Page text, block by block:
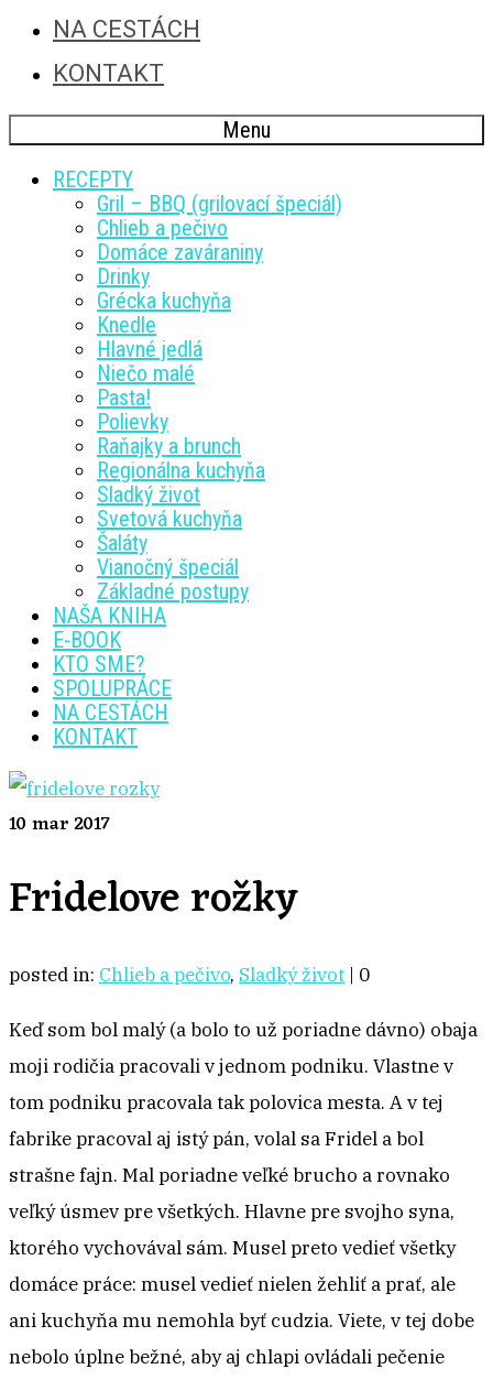
NA CESTÁCH
KONTAKT
Menu
RECEPTY
Gril – BBQ (grilovací špeciál)
Chlieb a pečivo
Domáce zaváraniny
Drinky
Grécka kuchyňa
Knedle
Hlavné jedlá
Niečo malé
Pasta!
Polievky
Raňajky a brunch
Regionálna kuchyňa
Sladký život
Svetová kuchyňa
Šaláty
Vianočný špeciál
Základné postupy
NAŠA KNIHA
E-BOOK
KTO SME?
SPOLUPRÁCE
NA CESTÁCH
KONTAKT
10 mar 2017
Fridelove rožky
posted in: Chlieb a pečivo, Sladký život | 0
Keď som bol malý (a bolo to už poriadne dávno) obaja
moji rodičia pracovali v jednom podniku. Vlastne v
tom podniku pracovala tak polovica mesta. A v tej
fabrike pracoval aj istý pán, volal sa Fridel a bol
strašne fajn. Mal poriadne veľké brucho a rovnako
veľký úsmev pre všetkých. Hlavne pre svojho syna,
ktorého vychovával sám. Musel preto vedieť všetky
domáce práce: musel vedieť nielen žehliť a prať, ale
ani kuchyňa mu nemohla byť cudzia. Viete, v tej dobe
nebolo úplne bežné, aby aj chlapi ovládali pečenie